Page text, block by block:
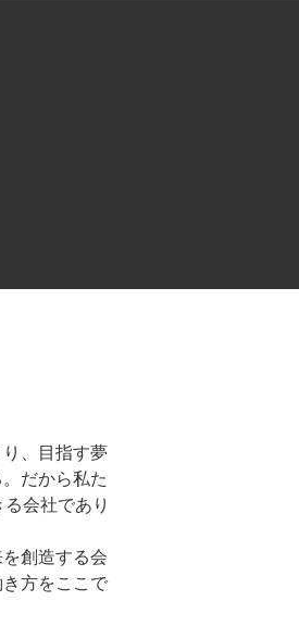
、目指す夢
だから私た
会社であり
創造する会
方をここで